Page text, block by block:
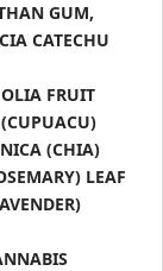
GUM,
CATECHU
FRUIT
(CHIA)
LEAF